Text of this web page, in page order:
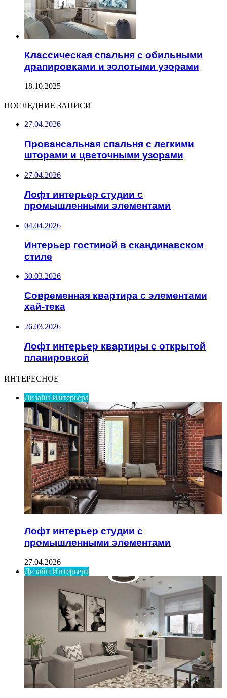
Классическая спальня с обильными
драпировками и золотыми узорами
18.10.2025
ПОСЛЕДНИЕ ЗАПИСИ
27.04.2026
Провансальная спальня с легкими
шторами и цветочными узорами
27.04.2026
Лофт интерьер студии с
промышленными элементами
04.04.2026
Интерьер гостиной в скандинавском
стиле
30.03.2026
Современная квартира с элементами
хай-тека
26.03.2026
Лофт интерьер квартиры с открытой
планировкой
ИНТЕРЕСНОЕ
Дизайн Интерьера
Лофт интерьер студии с
промышленными элементами
27.04.2026
Дизайн Интерьера